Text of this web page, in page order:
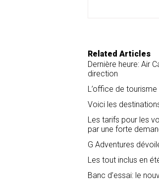
Related Articles
Dernière heure: Air
direction
L’office de
Voici les
Les tarifs pour les
par une forte
G Adventures
Les tout inclus en
Banc d’essai: le